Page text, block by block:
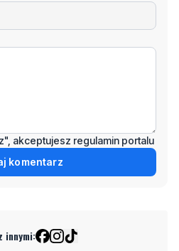
akceptujesz regulamin portalu
komentarz
innymi: